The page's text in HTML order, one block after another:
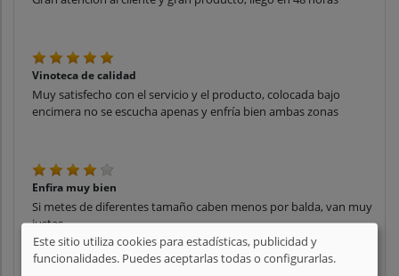
Vinoteca de calidad
Muy satisfecho con el servicio y el producto, colocada bajo
encimera no se escucha apenas y enfría bien ambas zonas
Enfira muy bien
Si metes de diferentes tamaño caben menos por balda, van muy
justas
Este sitio utiliza cookies para estadísticas, publicidad y
funcionalidades. Puedes aceptarlas todas o configurarlas.